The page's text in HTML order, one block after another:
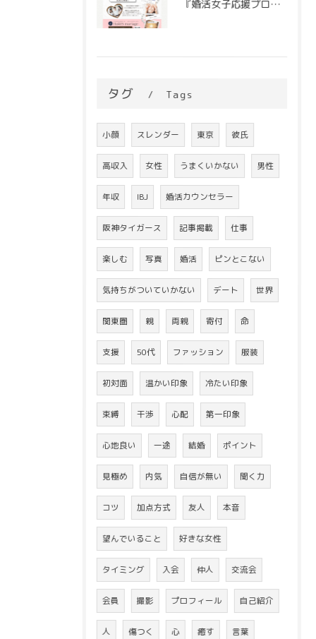
『婚活女子応援プロジェクト』6/1～スタート！
タグ Tags
小顔 スレンダー 東京 彼氏
高収入 女性 うまくいかない 男性
年収 IBJ 婚活カウンセラー
阪神タイガース 記事掲載 仕事
楽しむ 写真 婚活 ピンとこない
気持ちがついていかない デート 世界
関東圏 親 両親 寄付 命
支援 50代 ファッション 服装
初対面 温かい印象 冷たい印象
束縛 干渉 心配 第一印象
心地良い 一途 結婚 ポイント
見極め 内気 自信が無い 聞く力
コツ 加点方式 友人 本音
望んでいること 好きな女性
タイミング 入会 仲人 交流会
会員 撮影 プロフィール 自己紹介
人 傷つく 心 癒す 言葉